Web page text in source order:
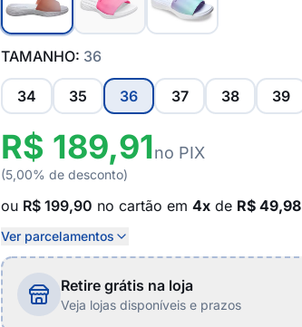
TAMANHO: 36
34 35 36 37 38 39
R$ 189,91no PIX
(5,00% de desconto)
ou R$ 199,90 no cartão em 4x de R$ 49,98
Ver parcelamentos
Retire grátis na loja
Veja lojas disponíveis e prazos